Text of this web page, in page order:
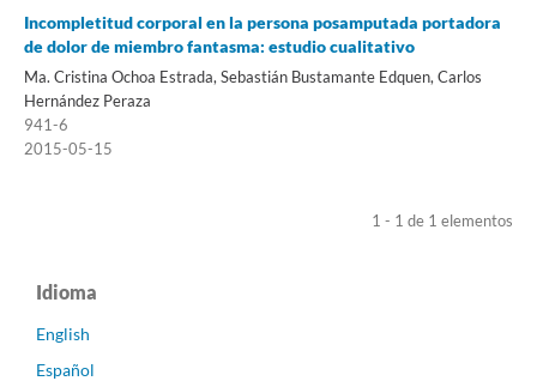
Incompletitud corporal en la persona posamputada portadora
de dolor de miembro fantasma: estudio cualitativo
Ma. Cristina Ochoa Estrada, Sebastián Bustamante Edquen, Carlos
Hernández Peraza
941-6
2015-05-15
1 - 1 de 1 elementos
Idioma
English
Español